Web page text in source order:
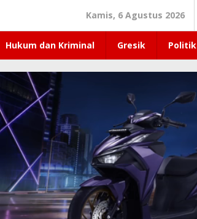
Kamis, 6 Agustus 2026
Hukum dan Kriminal Gresik Politik